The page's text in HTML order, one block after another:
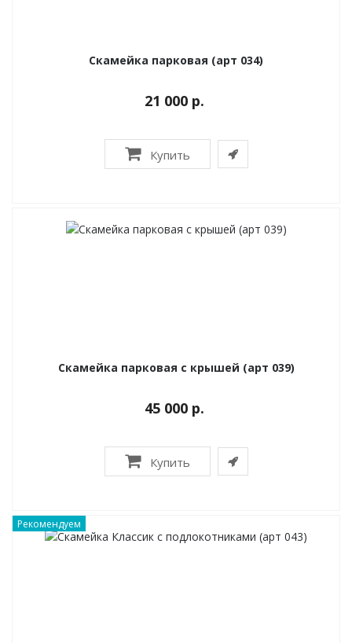
Скамейка парковая (арт 034)
21 000 р.
Купить
Скамейка парковая с крышей (арт 039)
45 000 р.
Купить
Рекомендуем